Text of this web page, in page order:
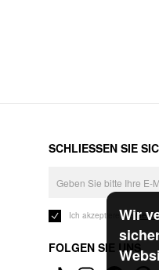
Wir
SCHLIESSEN SIE
Ich akzeptiere die
FOLGEN SIE UNS